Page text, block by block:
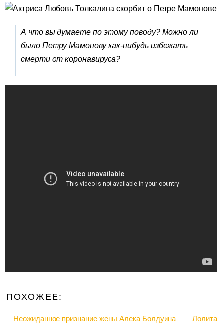
А что вы думаете по этому поводу? Можно ли
было Петру Мамонову как-нибудь избежать
смерти от коронавируса?
ПОХОЖЕЕ:
Неожиданное признание жены Алека Болдуина
Лолита